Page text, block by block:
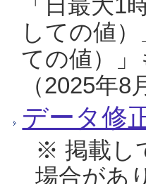
しての値
ての値）
（2025年8
データ修
※ 掲載し
場合があ